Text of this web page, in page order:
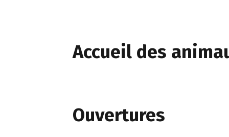
Accueil des
Ouvertures